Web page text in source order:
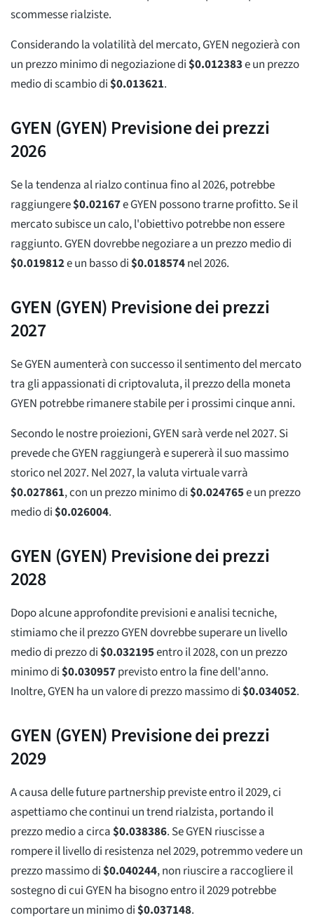
scommesse rialziste.
Considerando la volatilità del mercato, GYEN negozierà con
un prezzo minimo di negoziazione di$0.012383e un prezzo
medio di scambio di$0.013621.
GYEN (GYEN) Previsione dei prezzi
2026
Se la tendenza al rialzo continua fino al 2026, potrebbe
raggiungere$0.02167e GYEN possono trarne profitto. Se il
mercato subisce un calo, l'obiettivo potrebbe non essere
raggiunto. GYEN dovrebbe negoziare a un prezzo medio di
$0.019812e un basso di$0.018574nel 2026.
GYEN (GYEN) Previsione dei prezzi
2027
Se GYEN aumenterà con successo il sentimento del mercato
tra gli appassionati di criptovaluta, il prezzo della moneta
GYEN potrebbe rimanere stabile per i prossimi cinque anni.
Secondo le nostre proiezioni, GYEN sarà verde nel 2027. Si
prevede che GYEN raggiungerà e supererà il suo massimo
storico nel 2027. Nel 2027, la valuta virtuale varrà
$0.027861, con un prezzo minimo di$0.024765e un prezzo
medio di$0.026004.
GYEN (GYEN) Previsione dei prezzi
2028
Dopo alcune approfondite previsioni e analisi tecniche,
stimiamo che il prezzo GYEN dovrebbe superare un livello
medio di prezzo di$0.032195entro il 2028, con un prezzo
minimo di$0.030957previsto entro la fine dell'anno.
Inoltre, GYEN ha un valore di prezzo massimo di$0.034052.
GYEN (GYEN) Previsione dei prezzi
2029
A causa delle future partnership previste entro il 2029, ci
aspettiamo che continui un trend rialzista, portando il
prezzo medio a circa$0.038386. Se GYEN riuscisse a
rompere il livello di resistenza nel 2029, potremmo vedere un
prezzo massimo di$0.040244, non riuscire a raccogliere il
sostegno di cui GYEN ha bisogno entro il 2029 potrebbe
comportare un minimo di$0.037148.